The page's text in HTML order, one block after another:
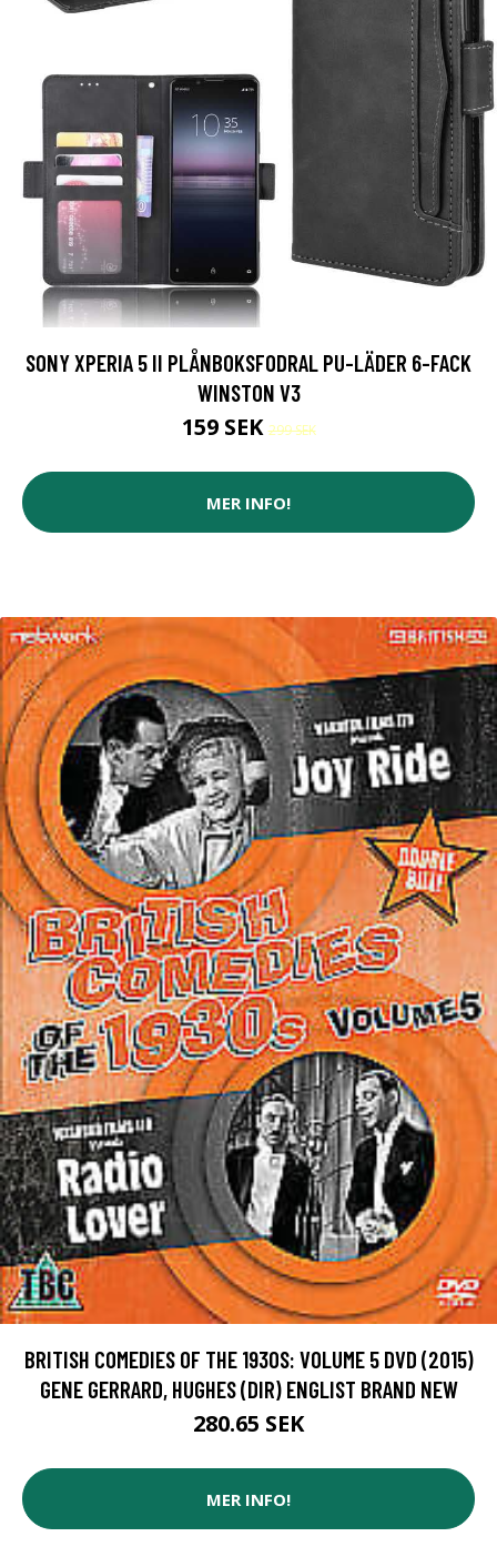
SONY XPERIA 5 II PLÅNBOKSFODRAL PU-LÄDER 6-FACK
WINSTON V3
159 SEK299 SEK
MER INFO!
BRITISH COMEDIES OF THE 1930S: VOLUME 5 DVD (2015)
GENE GERRARD, HUGHES (DIR) ENGLIST BRAND NEW
280.65 SEK
MER INFO!